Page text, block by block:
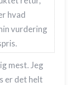
hvad
vurdering
mest. Jeg
er det helt